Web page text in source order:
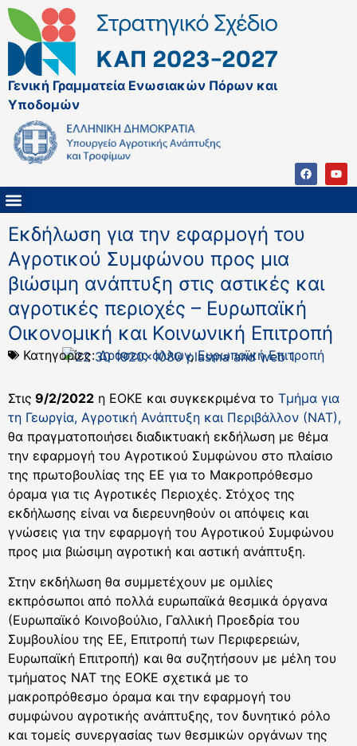
Γενική Γραμματεία Ενωσιακών Πόρων και
Υποδομών
Εκδήλωση για την εφαρμογή του
Αγροτικού Συμφώνου προς μια
βιώσιμη ανάπτυξη στις αστικές και
αγροτικές περιοχές – Ευρωπαϊκή
Οικονομική και Κοινωνική Επιτροπή
Κατηγορίες:Δράσεις άλλων,Ευρωπαϊκή Επιτροπή
Στις 9/2/2022 η ΕΟΚΕ και συγκεκριμένα το Τμήμα για
τη Γεωργία, Αγροτική Ανάπτυξη και Περιβάλλον (ΝΑΤ),
θα πραγματοποιήσει διαδικτυακή εκδήλωση με θέμα
την εφαρμογή του Αγροτικού Συμφώνου στο πλαίσιο
της πρωτοβουλίας της ΕΕ για το Μακροπρόθεσμο
όραμα για τις Αγροτικές Περιοχές. Στόχος της
εκδήλωσης είναι να διερευνηθούν οι απόψεις και
γνώσεις για την εφαρμογή του Αγροτικού Συμφώνου
προς μια βιώσιμη αγροτική και αστική ανάπτυξη.
Στην εκδήλωση θα συμμετέχουν με ομιλίες
εκπρόσωποι από πολλά ευρωπαϊκά θεσμικά όργανα
(Ευρωπαϊκό Κοινοβούλιο, Γαλλική Προεδρία του
Συμβουλίου της ΕΕ, Επιτροπή των Περιφερειών,
Ευρωπαϊκή Επιτροπή) και θα συζητήσουν με μέλη του
τμήματος ΝΑΤ της ΕΟΚΕ σχετικά με το
μακροπρόθεσμο όραμα και την εφαρμογή του
συμφώνου αγροτικής ανάπτυξης, τον δυνητικό ρόλο
και τομείς συνεργασίας των θεσμικών οργάνων της